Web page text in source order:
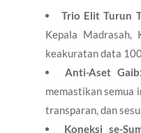
Trio Elit Turun
Kepala Madrasah,
keakuratan data
Anti-Aset Gaib:
memastikan semua
transparan, dan
Koneksi se-